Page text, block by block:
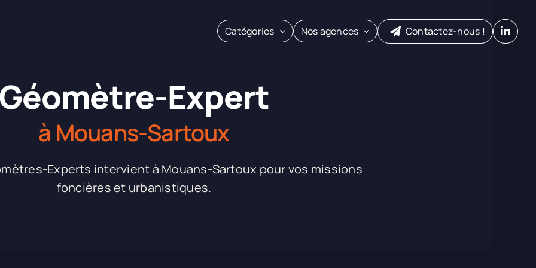
Catégories Nos agences Contactez-nous !
Géomètre-Expert
à Mouans-Sartoux
Experts intervient à Mouans-Sartoux pour vos missions
foncières et urbanistiques.